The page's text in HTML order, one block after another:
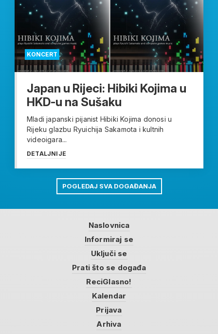
KONCERT
Japan u Rijeci: Hibiki Kojima u
HKD-u na Sušaku
Mladi japanski pijanist Hibiki Kojima donosi u
Rijeku glazbu Ryuichija Sakamota i kultnih
videoigara...
DETALJNIJE
POGLEDAJ SVA DOGAĐANJA
Naslovnica
Informiraj se
Uključi se
Prati što se događa
ReciGlasno!
Kalendar
Prijava
Arhiva